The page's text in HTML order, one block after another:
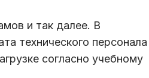
и так далее. В
технического персонала
согласно учебному